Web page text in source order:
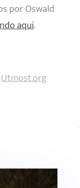
por Oswald
aqui.
Utmost.org